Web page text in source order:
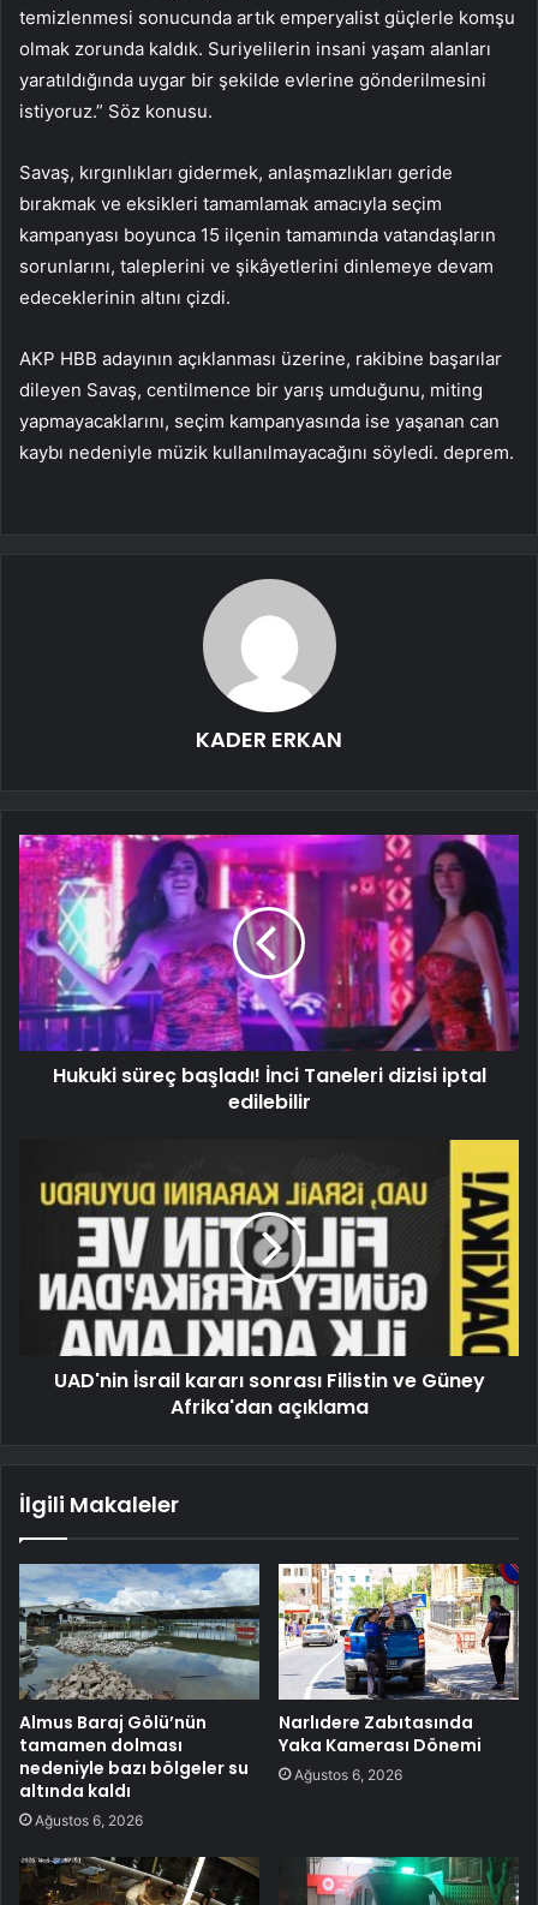
temizlenmesi sonucunda artık emperyalist güçlerle komşu
olmak zorunda kaldık. Suriyelilerin insani yaşam alanları
yaratıldığında uygar bir şekilde evlerine gönderilmesini
istiyoruz.” Söz konusu.
Savaş, kırgınlıkları gidermek, anlaşmazlıkları geride
bırakmak ve eksikleri tamamlamak amacıyla seçim
kampanyası boyunca 15 ilçenin tamamında vatandaşların
sorunlarını, taleplerini ve şikâyetlerini dinlemeye devam
edeceklerinin altını çizdi.
AKP HBB adayının açıklanması üzerine, rakibine başarılar
dileyen Savaş, centilmence bir yarış umduğunu, miting
yapmayacaklarını, seçim kampanyasında ise yaşanan can
kaybı nedeniyle müzik kullanılmayacağını söyledi. deprem.
KADER ERKAN
Hukuki süreç başladı! İnci Taneleri dizisi iptal
edilebilir
UAD'nin İsrail kararı sonrası Filistin ve Güney
Afrika'dan açıklama
İlgili Makaleler
Almus Baraj Gölü’nün
tamamen dolması
nedeniyle bazı bölgeler su
altında kaldı
Ağustos 6, 2026
Narlıdere Zabıtasında
Yaka Kamerası Dönemi
Ağustos 6, 2026